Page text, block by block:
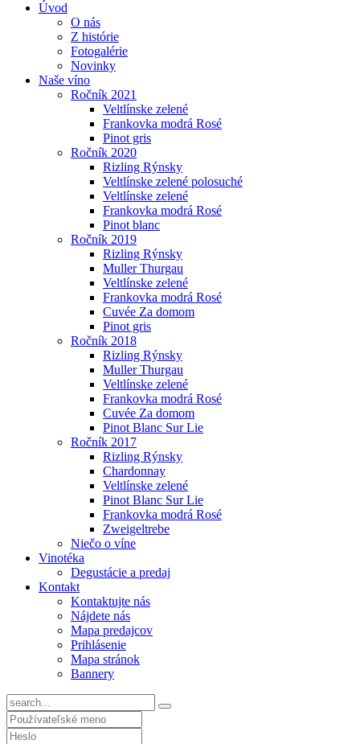
Úvod
O nás
Z histórie
Fotogalérie
Novinky
Naše víno
Ročník 2021
Veltlínske zelené
Frankovka modrá Rosé
Pinot gris
Ročník 2020
Rizling Rýnsky
Veltlínske zelené polosuché
Veltlínske zelené
Frankovka modrá Rosé
Pinot blanc
Ročník 2019
Rizling Rýnsky
Muller Thurgau
Veltlínske zelené
Frankovka modrá Rosé
Cuvée Za domom
Pinot gris
Ročník 2018
Rizling Rýnsky
Muller Thurgau
Veltlínske zelené
Frankovka modrá Rosé
Cuvée Za domom
Pinot Blanc Sur Lie
Ročník 2017
Rizling Rýnsky
Chardonnay
Veltlínske zelené
Pinot Blanc Sur Lie
Frankovka modrá Rosé
Zweigeltrebe
Niečo o víne
Vinotéka
Degustácie a predaj
Kontakt
Kontaktujte nás
Nájdete nás
Mapa predajcov
Prihlásenie
Mapa stránok
Bannery